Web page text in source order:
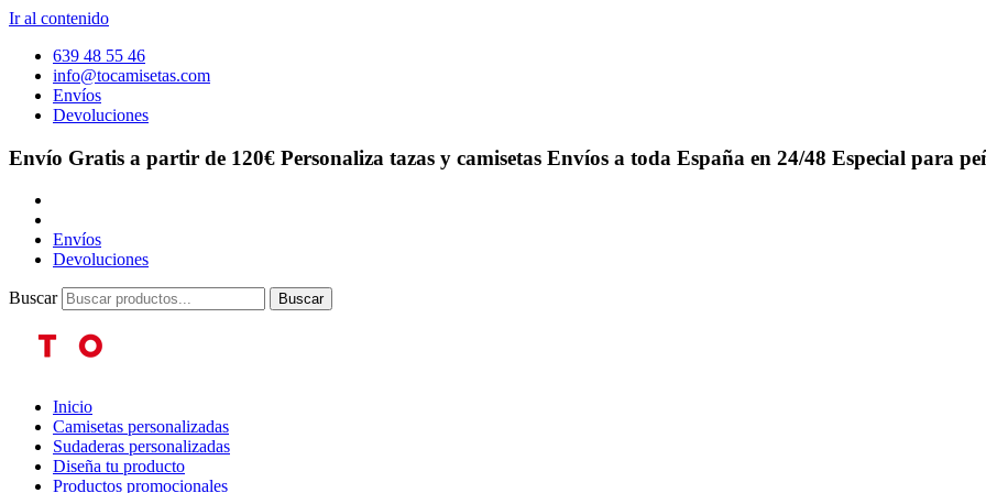
Ir al contenido
639 48 55 46
info@tocamisetas.com
Envíos
Devoluciones
Envío Gratis a partir de 120€ Personaliza tazas y camisetas Envíos a toda España en 24/48 Especial para
Envíos
Devoluciones
Buscar Buscar
Inicio
Camisetas personalizadas
Sudaderas personalizadas
Diseña tu producto
Productos promocionales